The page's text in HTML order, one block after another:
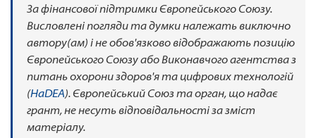
За фінансової підтримки Європейського Союзу.
Висловлені погляди та думки належать виключно
автору(ам) і не обов'язково відображають позицію
Європейського Союзу або Виконавчого агентства з
питань охорони здоров'я та цифрових технологій
(HaDEA). Європейський Союз та орган, що надає
грант, не несуть відповідальності за зміст
матеріалу.